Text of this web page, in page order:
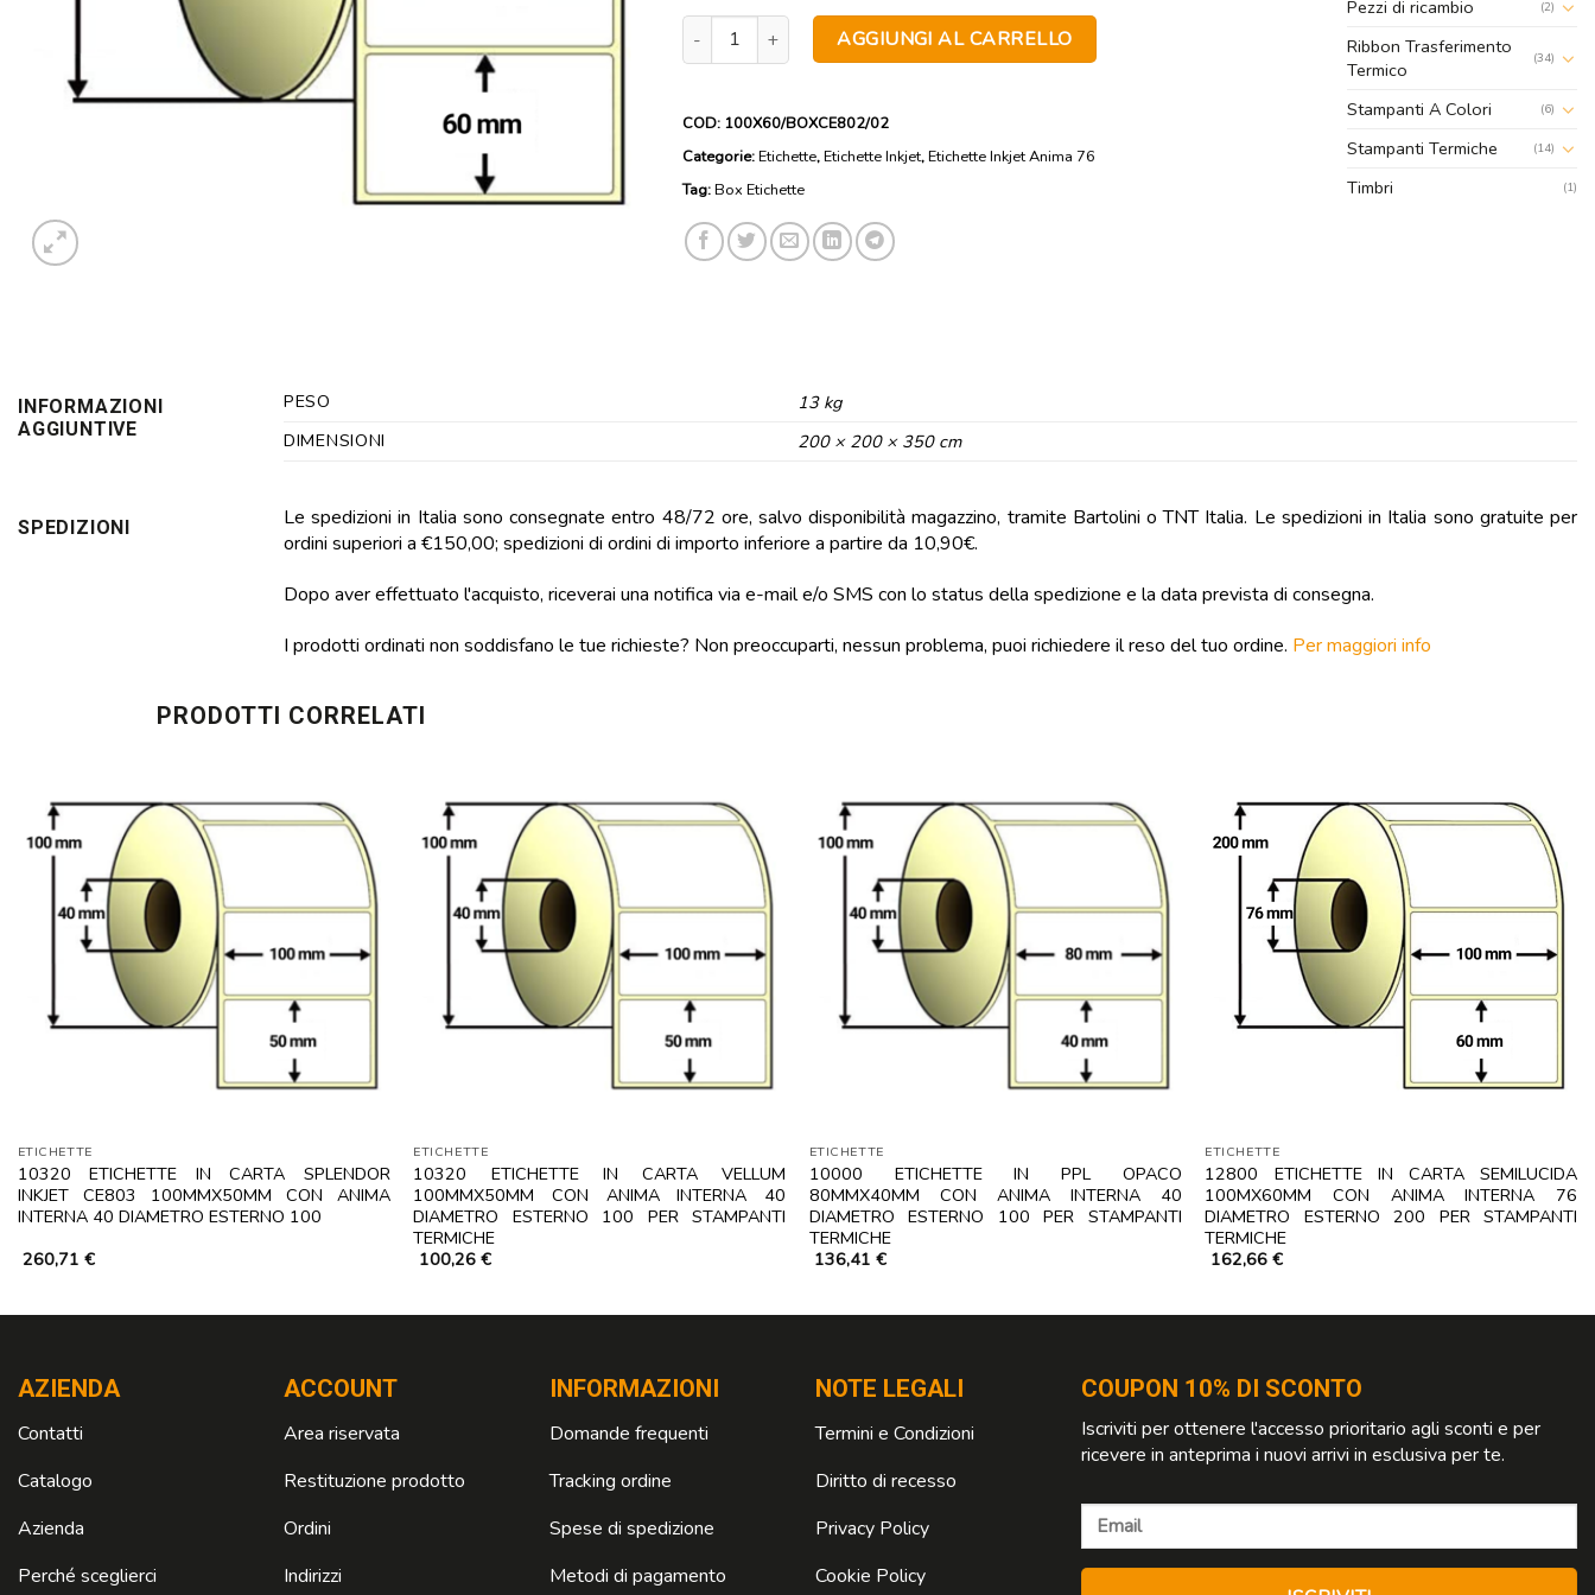
12800 Etichette in Carta Matt Inkjet CE802 100mmx60mm con anima interna 76 diametro esterno 200 quantità
AGGIUNGI AL CARRELLO
COD: 100X60/BOXCE802/02
Categorie:Etichette,Etichette Inkjet,Etichette Inkjet Anima 76
Tag:Box Etichette
Pezzi di ricambio (2)
Ribbon Trasferimento
Termico
(34)
Stampanti A Colori (6)
Stampanti Termiche (14)
Timbri (1)
INFORMAZIONI
AGGIUNTIVE
PESO
13 kg
DIMENSIONI
200 × 200 × 350 cm
SPEDIZIONI
Le spedizioni in Italia sono consegnate entro 48/72 ore, salvo disponibilità magazzino, tramite Bartolini o TNT Italia. Le spedizioni in Italia sono gratuite per
ordini superiori a €150,00; spedizioni di ordini di importo inferiore a partire da 10,90€.
Dopo aver effettuato l'acquisto, riceverai una notifica via e-mail e/o SMS con lo status della spedizione e la data prevista di consegna.
I prodotti ordinati non soddisfano le tue richieste? Non preoccuparti, nessun problema, puoi richiedere il reso del tuo ordine. Per maggiori info
PRODOTTI CORRELATI
ETICHETTE
10320 ETICHETTE IN CARTA SPLENDOR
INKJET CE803 100MMX50MM CON ANIMA
INTERNA 40 DIAMETRO ESTERNO 100
260,71€
ETICHETTE
10320 ETICHETTE IN CARTA VELLUM
100MMX50MM CON ANIMA INTERNA 40
DIAMETRO ESTERNO 100 PER STAMPANTI
TERMICHE
100,26 €
ETICHETTE
10000 ETICHETTE IN PPL OPACO
80MMX40MM CON ANIMA INTERNA 40
DIAMETRO ESTERNO 100 PER STAMPANTI
TERMICHE
136,41€
ETICHETTE
12800 ETICHETTE IN CARTA SEMILUCIDA
100MX60MM CON ANIMA INTERNA 76
DIAMETRO ESTERNO 200 PER STAMPANTI
TERMICHE
162,66 €
AZIENDA
Contatti
Catalogo
Azienda
Perché sceglierci
ACCOUNT
Area riservata
Restituzione prodotto
Ordini
Indirizzi
INFORMAZIONI
Domande frequenti
Tracking ordine
Spese di spedizione
Metodi di pagamento
NOTE LEGALI
Termini e Condizioni
Diritto di recesso
Privacy Policy
Cookie Policy
COUPON 10% DI SCONTO
Iscriviti per ottenere l'accesso prioritario agli sconti e per
ricevere in anteprima i nuovi arrivi in esclusiva per te.